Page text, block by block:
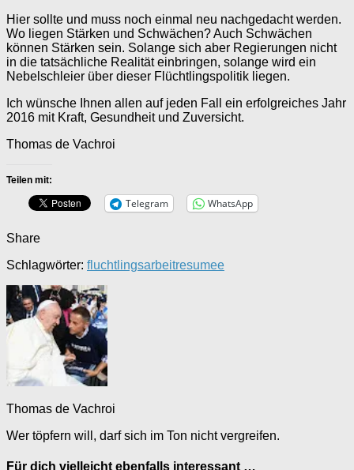
Hier sollte und muss noch einmal neu nachgedacht werden.
Wo liegen Stärken und Schwächen? Auch Schwächen
können Stärken sein. Solange sich aber Regierungen nicht
in die tatsächliche Realität einbringen, solange wird ein
Nebelschleier über dieser Flüchtlingspolitik liegen.
Ich wünsche Ihnen allen auf jeden Fall ein erfolgreiches Jahr
2016 mit Kraft, Gesundheit und Zuversicht.
Thomas de Vachroi
Teilen mit:
Telegram WhatsApp
Share
Schlagwörter: fluchtlingsarbeitresumee
Thomas de Vachroi
Wer töpfern will, darf sich im Ton nicht vergreifen.
Für dich vielleicht ebenfalls interessant …